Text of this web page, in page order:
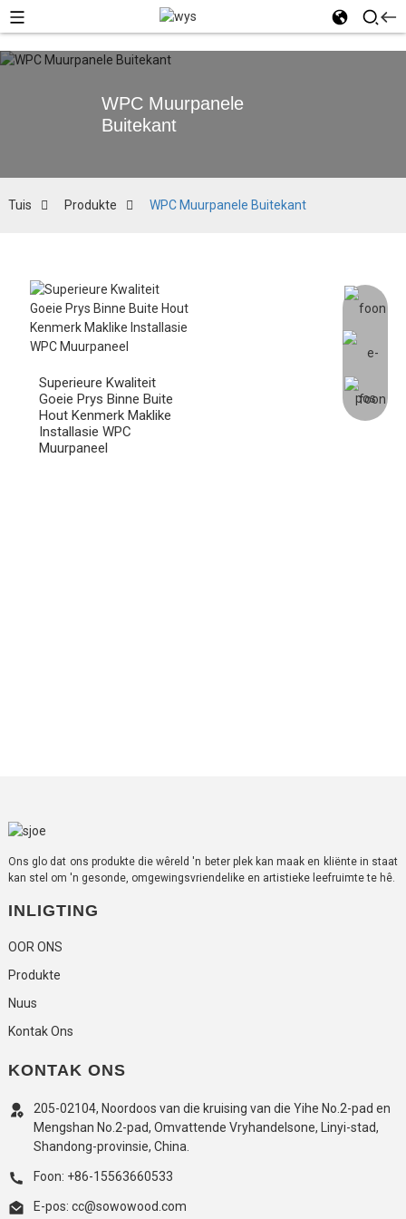
WPC Muurpanele
Buitekant
Tuis Produkte WPC Muurpanele Buitekant
Superieure Kwaliteit
Goeie Prys Binne Buite
Hout Kenmerk Maklike
Installasie WPC
Muurpaneel
Ons glo dat ons produkte die wêreld 'n beter plek kan maak en kliënte in staat
kan stel om 'n gesonde, omgewingsvriendelike en artistieke leefruimte te hê.
INLIGTING
OOR ONS
Produkte
Nuus
Kontak Ons
KONTAK ONS
205-02104, Noordoos van die kruising van die Yihe No.2-pad en
Mengshan No.2-pad, Omvattende Vryhandelsone, Linyi-stad,
Shandong-provinsie, China.
Foon: +86-15563660533
E-pos: cc@sowowood.com